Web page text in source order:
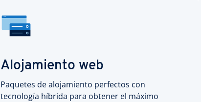
Alojamiento web
Paquetes de alojamiento perfectos con
tecnología híbrida para obtener el máximo